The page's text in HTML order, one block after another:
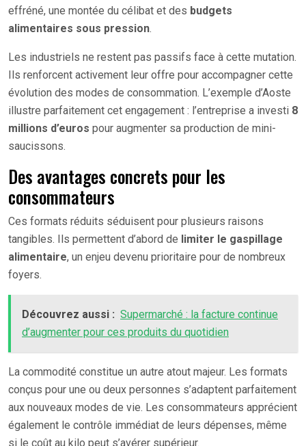
effréné, une montée du célibat et des budgets
alimentaires sous pression.
Les industriels ne restent pas passifs face à cette mutation.
Ils renforcent activement leur offre pour accompagner cette
évolution des modes de consommation. L’exemple d’Aoste
illustre parfaitement cet engagement : l’entreprise a investi 8
millions d’euros pour augmenter sa production de mini-
saucissons.
Des avantages concrets pour les
consommateurs
Ces formats réduits séduisent pour plusieurs raisons
tangibles. Ils permettent d’abord de limiter le gaspillage
alimentaire, un enjeu devenu prioritaire pour de nombreux
foyers.
Découvrez aussi : Supermarché : la facture continue
d’augmenter pour ces produits du quotidien
La commodité constitue un autre atout majeur. Les formats
conçus pour une ou deux personnes s’adaptent parfaitement
aux nouveaux modes de vie. Les consommateurs apprécient
également le contrôle immédiat de leurs dépenses, même
si le coût au kilo peut s’avérer supérieur.